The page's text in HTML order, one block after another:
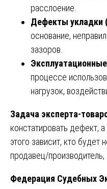
расслоение.
Дефекты укладки
основание,
зазоров.
процессе
нагрузок,
Задача эксперта-
констатировать дефект,
этого зависит, кто будет
продавец/производитель,
Федерация Судебных